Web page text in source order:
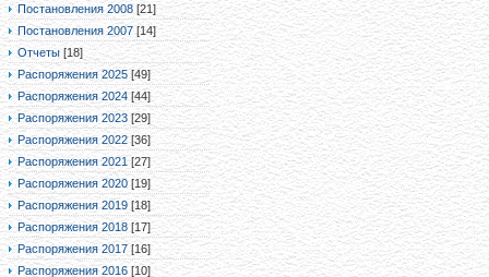
Постановления 2008 [21]
Постановления 2007 [14]
Отчеты [18]
Распоряжения 2025 [49]
Распоряжения 2024 [44]
Распоряжения 2023 [29]
Распоряжения 2022 [36]
Распоряжения 2021 [27]
Распоряжения 2020 [19]
Распоряжения 2019 [18]
Распоряжения 2018 [17]
Распоряжения 2017 [16]
Распоряжения 2016 [10]